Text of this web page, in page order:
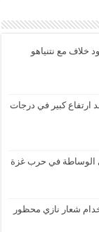
خلاف مع نتنياهو
ارتفاع كبير في درجات
الوساطة في حرب غزة
شعار نازي محظور